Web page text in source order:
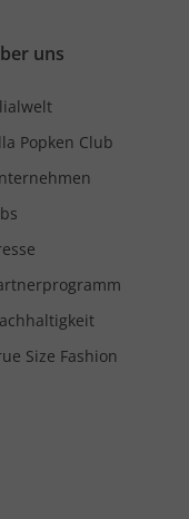
uns
Popken Club
Size Fashion